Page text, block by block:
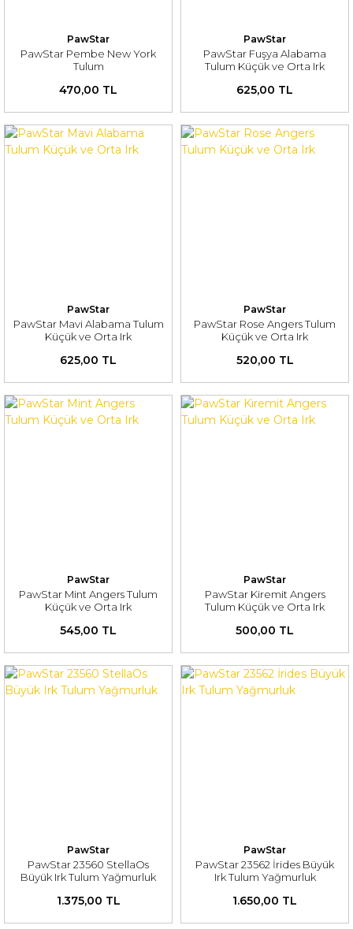
PawStar
PawStar Pembe New York
Tulum
470,00 TL
PawStar
PawStar Fuşya Alabama
Tulum Küçük ve Orta Irk
625,00 TL
PawStar
PawStar Mavi Alabama Tulum
Küçük ve Orta Irk
625,00 TL
PawStar
PawStar Rose Angers Tulum
Küçük ve Orta Irk
520,00 TL
PawStar
PawStar Mint Angers Tulum
Küçük ve Orta Irk
545,00 TL
PawStar
PawStar Kiremit Angers
Tulum Küçük ve Orta Irk
500,00 TL
PawStar
PawStar 23560 StellaOs
Büyük Irk Tulum Yağmurluk
1.375,00 TL
PawStar
PawStar 23562 İrides Büyük
Irk Tulum Yağmurluk
1.650,00 TL